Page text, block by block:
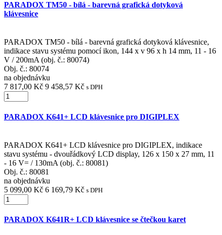
PARADOX TM50 - bílá - barevná grafická dotyková
klávesnice
PARADOX TM50 - bílá - barevná grafická dotyková klávesnice,
indikace stavu systému pomocí ikon, 144 x v 96 x h 14 mm, 11 - 16
V / 200mA (obj. č.: 80074)
Obj. č.: 80074
na objednávku
7 817,00 Kč 9 458,57 Kč s DPH
PARADOX K641+ LCD klávesnice pro DIGIPLEX
PARADOX K641+ LCD klávesnice pro DIGIPLEX, indikace
stavu systému - dvouřádkový LCD display, 126 x 150 x 27 mm, 11
- 16 V= / 130mA (obj. č.: 80081)
Obj. č.: 80081
na objednávku
5 099,00 Kč 6 169,79 Kč s DPH
PARADOX K641R+ LCD klávesnice se čtečkou karet